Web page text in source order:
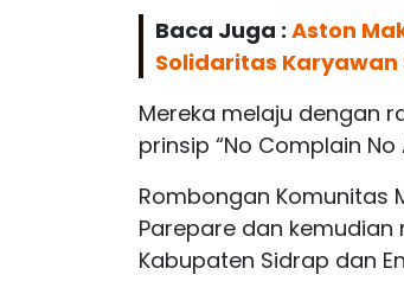
Baca Juga : Aston
Solidaritas Karyawan
Mereka melaju dengan
prinsip “No Complain No
Rombongan Komunitas
Parepare dan
Kabupaten Sidrap dan